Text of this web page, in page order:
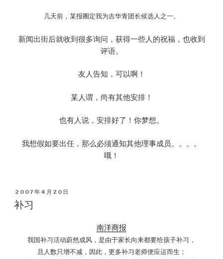
几天前，某报圈定我为吉华青团长候选人之一。
新闻出街后就收到很多询问，获得一些人的祝福，也收到
评语。
友人告知，可以啊！
某人谓，尚有其他安排！
也有人说，安排好了！你梦想。
我想假如要出任，那么必须通知其他理事成员。。。。
哦！
POSTED
ON
2007年4月20日
补习
南洋商报
我国补习活动蔚然成风，是由于家长向来都要给孩子补习，
且人数只增不减，因此，更多补习老师便应运而生；